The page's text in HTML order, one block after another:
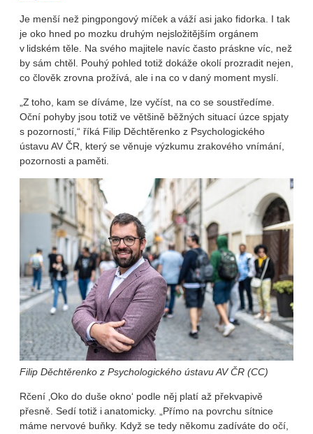
Je menší než pingpongový míček a váží asi jako fidorka. I tak
je oko hned po mozku druhým nejsložitějším orgánem
v lidském těle. Na svého majitele navíc často práskne víc, než
by sám chtěl. Pouhý pohled totiž dokáže okolí prozradit nejen,
co člověk zrovna prožívá, ale i na co v daný moment myslí.
„Z toho, kam se díváme, lze vyčíst, na co se soustředíme.
Oční pohyby jsou totiž ve většině běžných situací úzce spjaty
s pozorností,“ říká Filip Děchtěrenko z Psychologického
ústavu AV ČR, který se věnuje výzkumu zrakového vnímání,
pozornosti a paměti.
Filip Děchtěrenko z Psychologického ústavu AV ČR (CC)
Rčení ‚Oko do duše okno‘ podle něj platí až překvapivě
přesně. Sedí totiž i anatomicky. „Přímo na povrchu sítnice
máme nervové buňky. Když se tedy někomu zadíváte do očí,